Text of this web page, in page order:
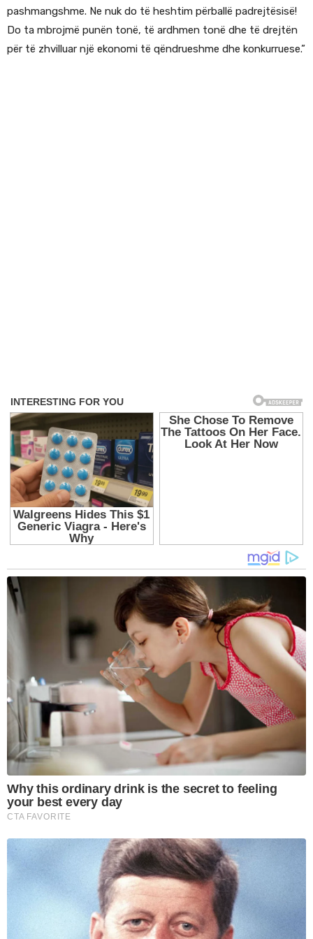
pashmangshme. Ne nuk do të heshtim përballë padrejtësisë!
Do ta mbrojmë punën tonë, të ardhmen tonë dhe të drejtën
për të zhvilluar një ekonomi të qëndrueshme dhe konkurruese.”